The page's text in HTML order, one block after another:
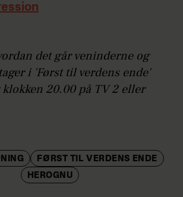
det går veninderne og
i 'Først til verdens ende'
20.00 på TV 2 eller
FØRST TIL VERDENS ENDE
HEROGNU